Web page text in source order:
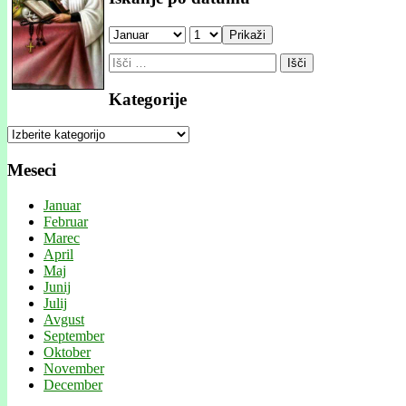
Prikaži
Išči:
Kategorije
Kategorije
Meseci
Januar
Februar
Marec
April
Maj
Junij
Julij
Avgust
September
Oktober
November
December